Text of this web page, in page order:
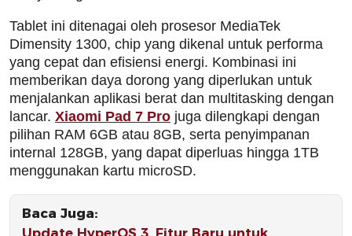
Tablet ini ditenagai oleh prosesor MediaTek
Dimensity 1300, chip yang dikenal untuk performa
yang cepat dan efisiensi energi. Kombinasi ini
memberikan daya dorong yang diperlukan untuk
menjalankan aplikasi berat dan multitasking dengan
lancar. Xiaomi Pad 7 Pro juga dilengkapi dengan
pilihan RAM 6GB atau 8GB, serta penyimpanan
internal 128GB, yang dapat diperluas hingga 1TB
menggunakan kartu microSD.
Baca Juga:
Update HyperOS 3, Fitur Baru untuk